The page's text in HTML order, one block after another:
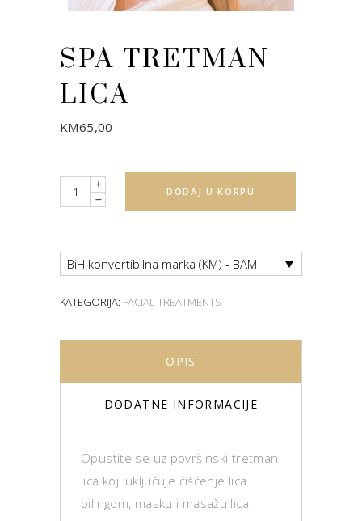
SPA TRETMAN
LICA
KM65,00
Quantity DODAJ U KORPU
BiH konvertibilna marka (KM) - BAM
KATEGORIJA: FACIAL TREATMENTS
OPIS
DODATNE INFORMACIJE
Opustite se uz površinski tretman
lica koji uključuje čišćenje lica
pilingom, masku i masažu lica.